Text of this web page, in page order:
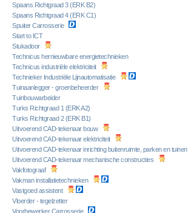
Spaans Richtgraad 3 (ERK B2)
Spaans Richtgraad 4 (ERK C1)
Spuiter Carrosserie
Start to ICT
Stukadoor
Technicus hernieuwbare energietechnieken
Technicus industriële elektriciteit
Technieker Industriële Lijnautomatisatie
Tuinaanlegger - groenbeheerder
Tuinbouwarbeider
Turks Richtgraad 1 (ERK A2)
Turks Richtgraad 2 (ERK B1)
Uitvoerend CAD-tekenaar bouw
Uitvoerend CAD-tekenaar elektriciteit
Uitvoerend CAD-tekenaar inrichting buitenruimte, parken en tuinen
Uitvoerend CAD-tekenaar mechanische constructies
Vakfotograaf
Vakman installatietechnieken
Vastgoed assistent
Vloerder - tegelzetter
Voorbewerker Carrosserie